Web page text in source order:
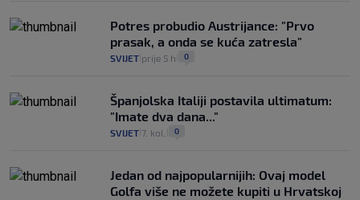
Potres probudio Austrijance: "Prvo
prasak, a onda se kuća zatresla"
SVIJET prije 5 h 0
Španjolska Italiji postavila ultimatum:
"Imate dva dana..."
SVIJET 7. kol. 0
Jedan od najpopularnijih: Ovaj model
Golfa više ne možete kupiti u Hrvatskoj